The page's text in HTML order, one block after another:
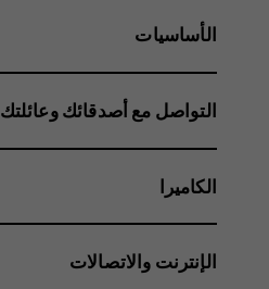
الأساسيات
التواصل مع أصدقائك وعائلتك
الكاميرا
الإنترنت والاتصالات